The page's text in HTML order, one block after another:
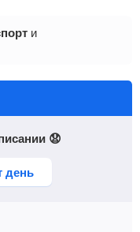
и
😧
день